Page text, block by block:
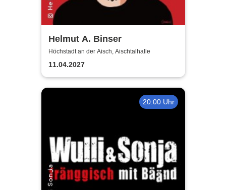
Helmut A. Binser
Höchstadt an der Aisch, Aischtalhalle
11.04.2027
20:00 Uhr